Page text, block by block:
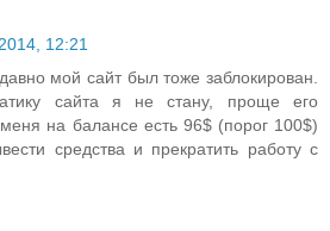
12:21
мой сайт был тоже заблокирован.
сайта я не стану, проще его
на балансе есть 96$ (порог 100$)
средства и прекратить работу с